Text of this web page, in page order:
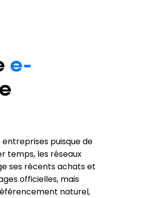
e-
puisque de
temps, les réseaux
ses récents achats et
officielles, mais
naturel,